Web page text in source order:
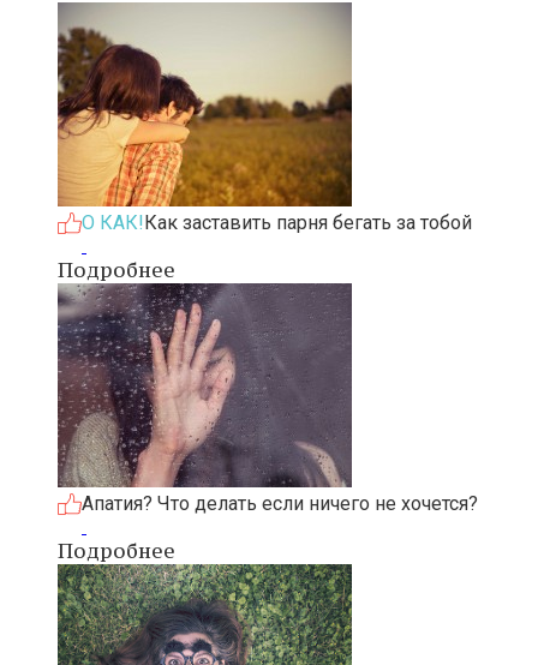
О КАК!Как заставить парня бегать за тобой
Подробнее
Апатия? Что делать если ничего не хочется?
Подробнее